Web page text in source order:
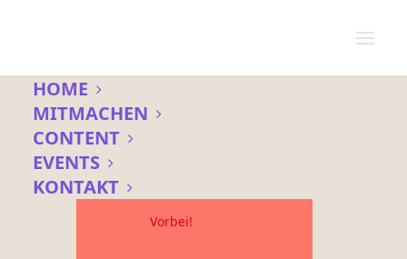
HOME
MITMACHEN
CONTENT
EVENTS
KONTAKT
Datum
Vorbei!